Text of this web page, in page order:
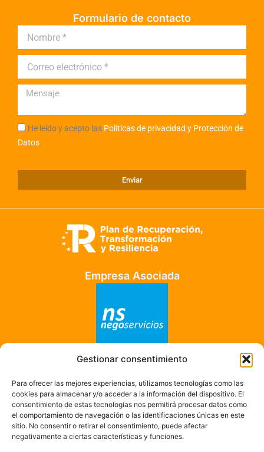
Gestionar consentimiento
Para ofrecer las mejores experiencias, utilizamos tecnologías como las
cookies para almacenar y/o acceder a la información del dispositivo. El
consentimiento de estas tecnologías nos permitirá procesar datos como
el comportamiento de navegación o las identificaciones únicas en este
sitio. No consentir o retirar el consentimiento, puede afectar
negativamente a ciertas características y funciones.
Formulario de contacto
He leído y acepto las Políticas de privacidad y Protección de
Datos.
Enviar
Empresa Asociada